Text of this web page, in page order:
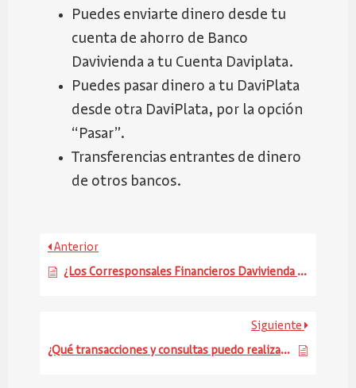
Puedes enviarte dinero desde tu
cuenta de ahorro de Banco
Davivienda a tu Cuenta Daviplata.
Puedes pasar dinero a tu DaviPlata
desde otra DaviPlata, por la opción
“Pasar”.
Transferencias entrantes de dinero
de otros bancos.
Anterior
¿Los Corresponsales Financieros Davivienda aceptan billetes de todas las denominaciones?
Siguiente
¿Qué transacciones y consultas puedo realizar con mi DaviPlata?